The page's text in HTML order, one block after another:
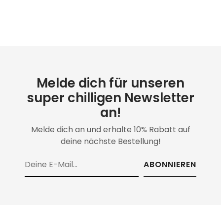
Melde dich für unseren
super chilligen Newsletter
an!
Melde dich an und erhalte 10% Rabatt auf
deine nächste Bestellung!
ABONNIEREN